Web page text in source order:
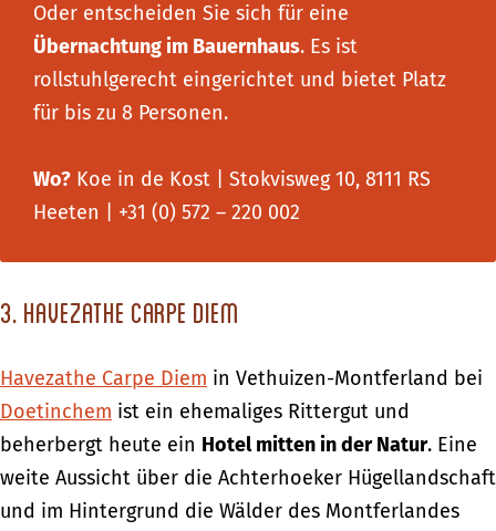
Oder entscheiden Sie sich für eine
Übernachtung im Bauernhaus. Es ist
rollstuhlgerecht eingerichtet und bietet Platz
für bis zu 8 Personen.
Wo? Koe in de Kost | Stokvisweg 10, 8111 RS
Heeten | +31 (0) 572 – 220 002
3. Havezathe Carpe Diem
Havezathe Carpe Diem in Vethuizen-Montferland bei
Doetinchem ist ein ehemaliges Rittergut und
beherbergt heute ein Hotel mitten in der Natur. Eine
weite Aussicht über die Achterhoeker Hügellandschaft
und im Hintergrund die Wälder des Montferlandes